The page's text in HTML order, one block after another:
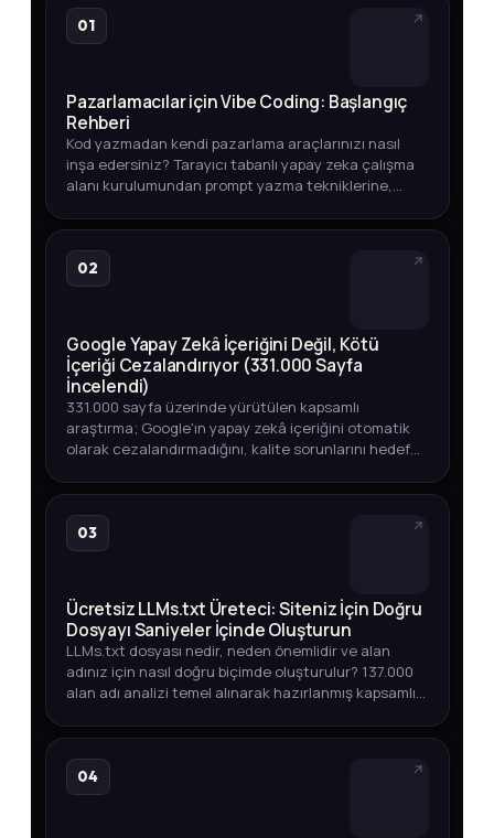
01
Pazarlamacılar için Vibe Coding: Başlangıç
Rehberi
Kod yazmadan kendi pazarlama araçlarınızı nasıl
inşa edersiniz? Tarayıcı tabanlı yapay zeka çalışma
alanı kurulumundan prompt yazma tekniklerine,
adım adım açıklıyoruz.
02
Google Yapay Zekâ İçeriğini Değil, Kötü
İçeriği Cezalandırıyor (331.000 Sayfa
İncelendi)
331.000 sayfa üzerinde yürütülen kapsamlı
araştırma; Google'ın yapay zekâ içeriğini otomatik
olarak cezalandırmadığını, kalite sorunlarını hedef
endeksleme oranları v…
03
Ücretsiz LLMs.txt Üreteci: Siteniz İçin Doğru
Dosyayı Saniyeler İçinde Oluşturun
LLMs.txt dosyası nedir, neden önemlidir ve alan
adınız için nasıl doğru biçimde oluşturulur? 137.000
alan adı analizi temel alınarak hazırlanmış kapsamlı
04